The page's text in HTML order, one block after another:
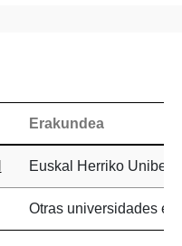
Erakundea
Euskal Herriko
Otras universidades